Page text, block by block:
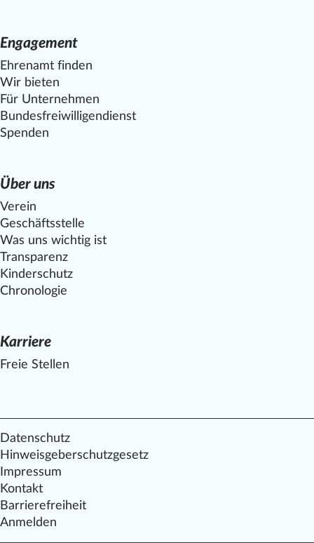
Engagement
Ehrenamt finden
Wir bieten
Für Unternehmen
Bundesfreiwilligendienst
Spenden
Über uns
Verein
Geschäftsstelle
Was uns wichtig ist
Transparenz
Kinderschutz
Chronologie
Karriere
Freie Stellen
Datenschutz
Hinweisgeberschutzgesetz
Impressum
Kontakt
Barrierefreiheit
Anmelden